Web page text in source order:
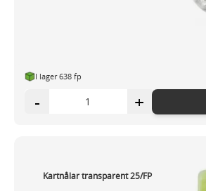
I lager 638 fp
- +
Kartnålar transparent 25/FP